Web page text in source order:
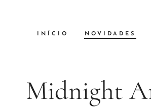
INÍCIO NOVIDADES
Midnight